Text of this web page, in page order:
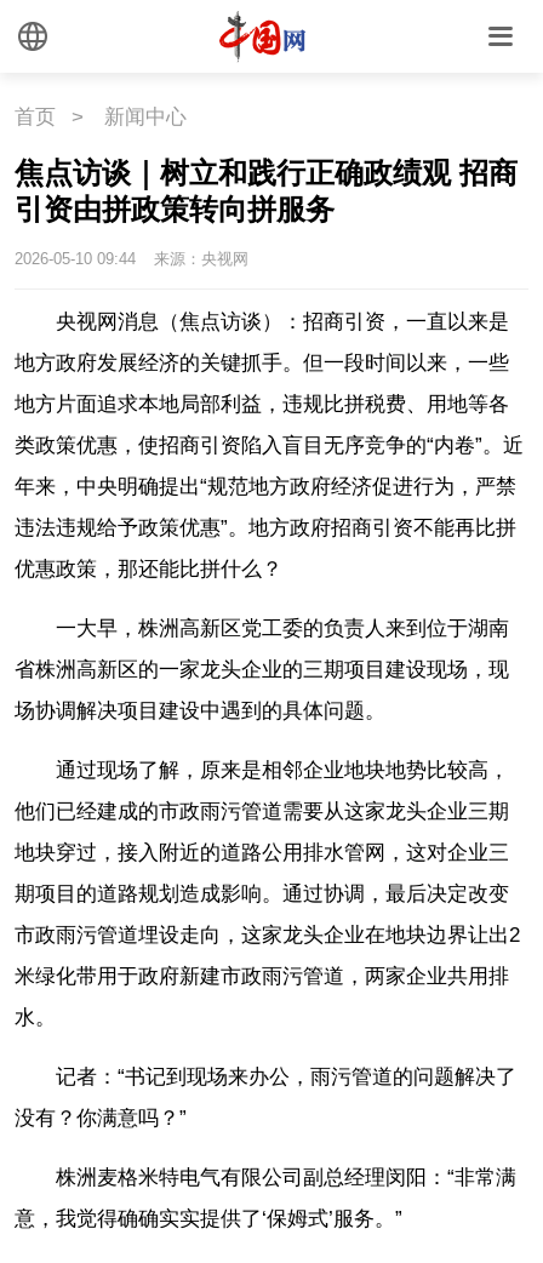
首页 > 新闻中心
焦点访谈｜树立和践行正确政绩观 招商
引资由拼政策转向拼服务
2026-05-10 09:44 来源：央视网
央视网消息（焦点访谈）：招商引资，一直以来是
地方政府发展经济的关键抓手。但一段时间以来，一些
地方片面追求本地局部利益，违规比拼税费、用地等各
类政策优惠，使招商引资陷入盲目无序竞争的“内卷”。近
年来，中央明确提出“规范地方政府经济促进行为，严禁
违法违规给予政策优惠”。地方政府招商引资不能再比拼
优惠政策，那还能比拼什么？
一大早，株洲高新区党工委的负责人来到位于湖南
省株洲高新区的一家龙头企业的三期项目建设现场，现
场协调解决项目建设中遇到的具体问题。
通过现场了解，原来是相邻企业地块地势比较高，
他们已经建成的市政雨污管道需要从这家龙头企业三期
地块穿过，接入附近的道路公用排水管网，这对企业三
期项目的道路规划造成影响。通过协调，最后决定改变
市政雨污管道埋设走向，这家龙头企业在地块边界让出2
米绿化带用于政府新建市政雨污管道，两家企业共用排
水。
记者：“书记到现场来办公，雨污管道的问题解决了
没有？你满意吗？”
株洲麦格米特电气有限公司副总经理闵阳：“非常满
意，我觉得确确实实提供了‘保姆式’服务。”